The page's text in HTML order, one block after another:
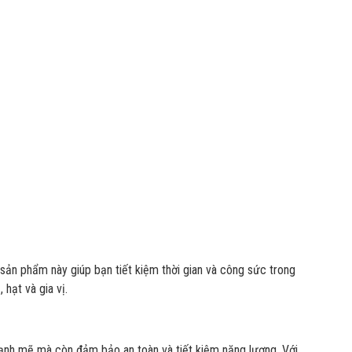
phẩm này giúp bạn tiết kiệm thời gian và công sức trong
hạt và gia vị.